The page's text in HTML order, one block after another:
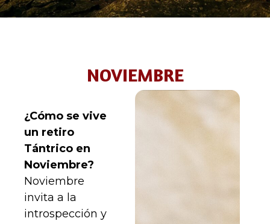
NOVIEMBRE
¿Cómo se vive
un retiro
Tántrico en
Noviembre?
Noviembre
invita a la
introspección y